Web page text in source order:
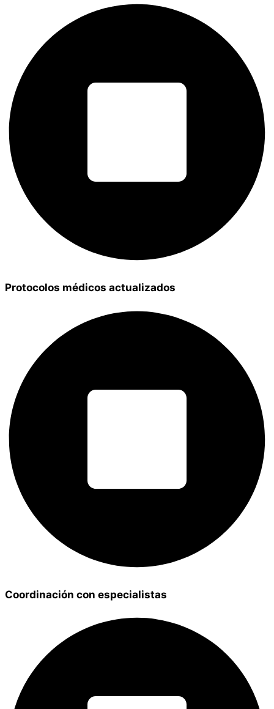
Protocolos médicos actualizados
Coordinación con especialistas